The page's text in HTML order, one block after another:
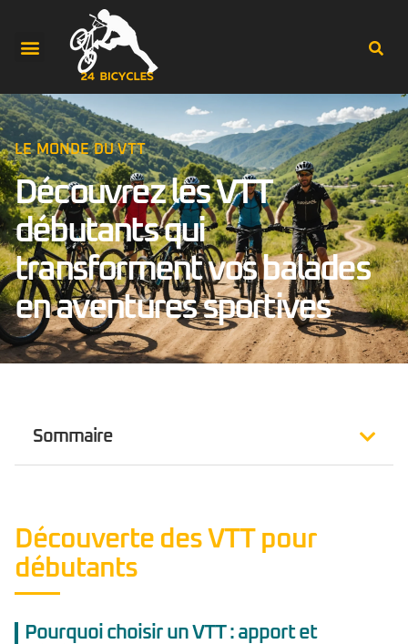
LE MONDE DU VTT
Découvrez les VTT
débutants qui
transforment vos balades
en aventures sportives
Sommaire
Découverte des VTT pour
débutants
Pourquoi choisir un VTT : apport et